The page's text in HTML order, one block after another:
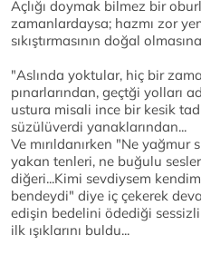
Açlığı doymak bilmez bir
zamanlardaysa; hazmı zor
sıkıştırmasının doğal
"Aslında yoktular, hiç bir
pınarlarından, geçtği yolları
ustura misali ince bir kesik
süzülüverdi yanaklarından...
Ve mırıldanırken "Ne
yakan tenleri, ne buğulu
diğeri...Kimi sevdiysem
bendeydi" diye iç çekerek
edişin bedelini ödediği
ilk ışıklarını buldu...